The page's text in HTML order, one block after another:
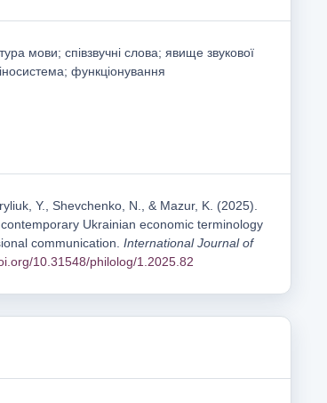
мови; співзвучні слова; явище звукової
функціонування
Y., Shevchenko, N., & Mazur, K. (2025).
Ukrainian economic terminology
communication.International Journal of
10.31548/philolog/1.2025.82